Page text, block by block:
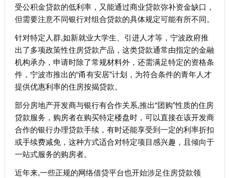
受公积金贷款的低利率，又能通过商业贷款弥补资金缺口，
但需要注意不同银行对组合贷款的具体规定可能有所不同。
针对特定人群,如新就业大学生、引进人才等，宁波政府推
出了多项政策性住房贷款产品，这类贷款通常由指定的金融
机构承办，申请时除了常规材料外，还需满足特定的资格条
件，宁波市推出的“甬有安居”计划，为符合条件的青年人才
提供优惠利率的住房按揭贷款。
部分房地产开发商与银行有合作关系,推出“团购”性质的住房
贷款服务，购房者在购买特定楼盘时，可以直接在该开发商
合作的银行办理贷款手续，有时还能享受到一定的利率折扣
或手续费减免，这种方式适合对特定项目感兴趣，且倾向于
一站式服务的购房者。
近年来,一些正规的网络借贷平台也开始涉足住房贷款领